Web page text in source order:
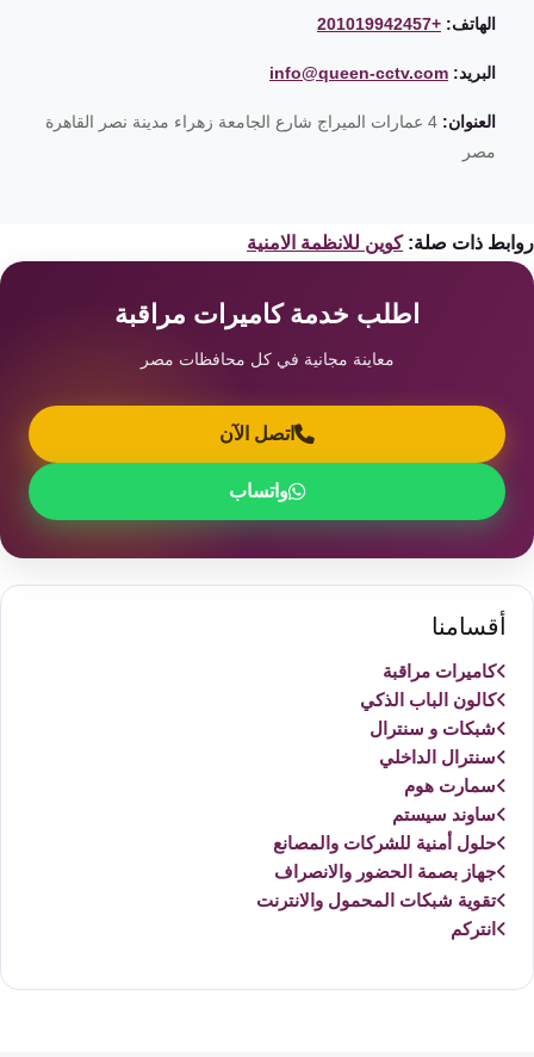
الهاتف: +201019942457
البريد: info@queen-cctv.com
العنوان:
4 عمارات الميراج شارع الجامعة زهراء مدينة نصر القاهرة
مصر
ذات صلة: كوين للانظمة الامنية
اطلب خدمة كاميرات مراقبة
معاينة مجانية في كل محافظات مصر
اتصل الآن
واتساب
أقسامنا
كاميرات مراقبة
كالون الباب الذكي
شبكات و سنترال
سنترال الداخلي
سمارت هوم
ساوند سيستم
حلول أمنية للشركات والمصانع
جهاز بصمة الحضور والانصراف
تقوية شبكات المحمول والانترنت
انتركم